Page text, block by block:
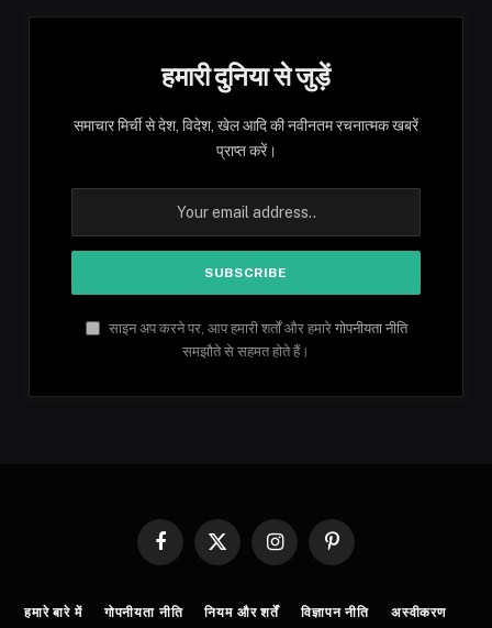
हमारी दुनिया से जुड़ें
समाचार मिर्ची से देश, विदेश, खेल आदि की नवीनतम रचनात्मक खबरें
प्राप्त करें।
साइन अप करने पर, आप हमारी शर्तों और हमारे गोपनीयता नीति
समझौते से सहमत होते हैं।
Facebook
X
InstagramPinterest
हमारे बारे में गोपनीयता नीति नियम और शर्तें विज्ञापन नीति अस्वीकरण